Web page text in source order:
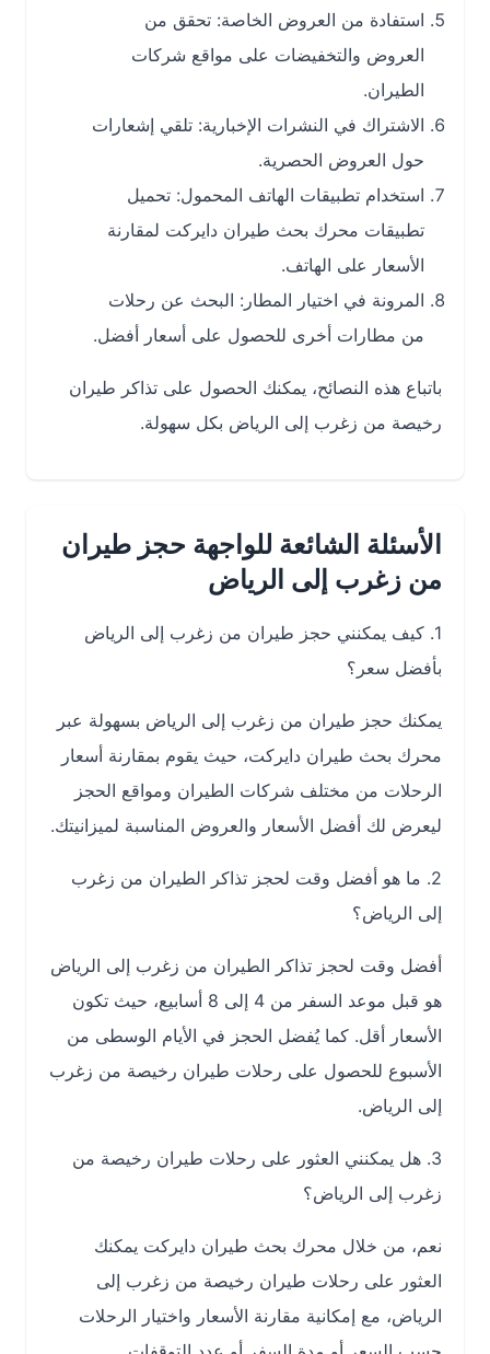
استفادة من العروض الخاصة: تحقق من
العروض والتخفيضات على مواقع شركات
الطيران.
الاشتراك في النشرات الإخبارية: تلقي إشعارات
حول العروض الحصرية.
استخدام تطبيقات الهاتف المحمول: تحميل
تطبيقات محرك بحث طيران دايركت لمقارنة
الأسعار على الهاتف.
المرونة في اختيار المطار: البحث عن رحلات
من مطارات أخرى للحصول على أسعار أفضل.
باتباع هذه النصائح، يمكنك الحصول على تذاكر طيران
رخيصة من زغرب إلى الرياض بكل سهولة.
الأسئلة الشائعة للواجهة حجز طيران
من زغرب إلى الرياض
1. كيف يمكنني حجز طيران من زغرب إلى الرياض
بأفضل سعر؟
يمكنك حجز طيران من زغرب إلى الرياض بسهولة عبر
محرك بحث طيران دايركت، حيث يقوم بمقارنة أسعار
الرحلات من مختلف شركات الطيران ومواقع الحجز
ليعرض لك أفضل الأسعار والعروض المناسبة لميزانيتك.
2. ما هو أفضل وقت لحجز تذاكر الطيران من زغرب
إلى الرياض؟
أفضل وقت لحجز تذاكر الطيران من زغرب إلى الرياض
هو قبل موعد السفر من 4 إلى 8 أسابيع، حيث تكون
الأسعار أقل. كما يُفضل الحجز في الأيام الوسطى من
الأسبوع للحصول على رحلات طيران رخيصة من زغرب
إلى الرياض.
3. هل يمكنني العثور على رحلات طيران رخيصة من
زغرب إلى الرياض؟
نعم، من خلال محرك بحث طيران دايركت يمكنك
العثور على رحلات طيران رخيصة من زغرب إلى
الرياض، مع إمكانية مقارنة الأسعار واختيار الرحلات